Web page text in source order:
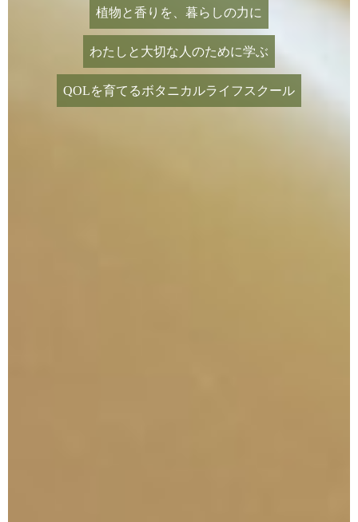
植物と香りを、暮らしの力に
わたしと大切な人のために学ぶ
QOLを育てるボタニカルライフスクール